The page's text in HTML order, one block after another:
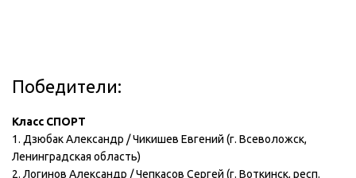
Победители:
Класс СПОРТ
1. Дзюбак Александр / Чикишев Евгений (г. Всеволожск,
Ленинградская область)
2. Логинов Александр / Чепкасов Сергей (г. Воткинск, респ.